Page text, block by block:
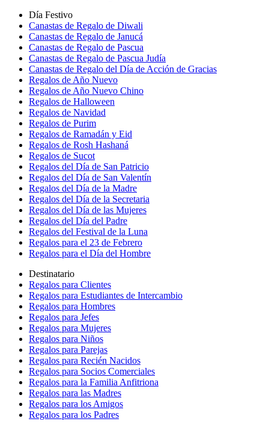
Día Festivo
Canastas de Regalo de Diwali
Canastas de Regalo de Janucá
Canastas de Regalo de Pascua
Canastas de Regalo de Pascua Judía
Canastas de Regalo del Día de Acción de Gracias
Regalos de Año Nuevo
Regalos de Año Nuevo Chino
Regalos de Halloween
Regalos de Navidad
Regalos de Purim
Regalos de Ramadán y Eid
Regalos de Rosh Hashaná
Regalos de Sucot
Regalos del Día de San Patricio
Regalos del Día de San Valentín
Regalos del Día de la Madre
Regalos del Día de la Secretaria
Regalos del Día de las Mujeres
Regalos del Día del Padre
Regalos del Festival de la Luna
Regalos para el 23 de Febrero
Regalos para el Día del Hombre
Destinatario
Regalos para Clientes
Regalos para Estudiantes de Intercambio
Regalos para Hombres
Regalos para Jefes
Regalos para Mujeres
Regalos para Niños
Regalos para Parejas
Regalos para Recién Nacidos
Regalos para Socios Comerciales
Regalos para la Familia Anfitriona
Regalos para las Madres
Regalos para los Amigos
Regalos para los Padres